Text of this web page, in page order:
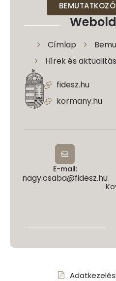
Címlap
Hírek és
fidesz.hu
kormany.hu
E-mail:
nagy.csaba@fidesz.hu